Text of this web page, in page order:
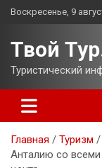
Перейти
Воскресенье, 9
Твой
Туристический
Главная
Туризм
Анталию со